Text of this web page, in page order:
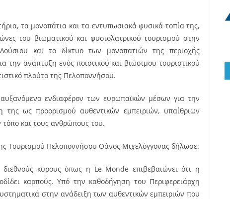
τα μονοπάτια και τα εντυπωσιακά φυσικά τοπία της,
του βιωματικού και φυσιολατρικού τουρισμού στην
και το δίκτυο των μονοπατιών της περιοχής
την ανάπτυξη ενός ποιοτικού και βιώσιμου τουριστικού
πλούτο της Πελοποννήσου.
ενδιαφέρον των ευρωπαϊκών μέσων για την
της ως προορισμού αυθεντικών εμπειριών, υπαίθριων
και τους ανθρώπους του.
Τουρισμού Πελοποννήσου Θάνος Μιχελόγγονας δήλωσε:
κύρους όπως η Le Monde επιβεβαιώνει ότι η
καρπούς. Υπό την καθοδήγηση του Περιφερειάρχη
στην ανάδειξη των αυθεντικών εμπειριών που